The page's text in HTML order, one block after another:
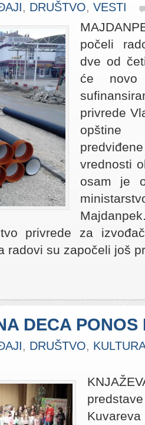
, DRUŠTVO, VESTI
počeli
dve od
će
privrede
opštine
vrednosti
osam je
privrede za
radovi su započeli još
DECA
, DRUŠTVO,